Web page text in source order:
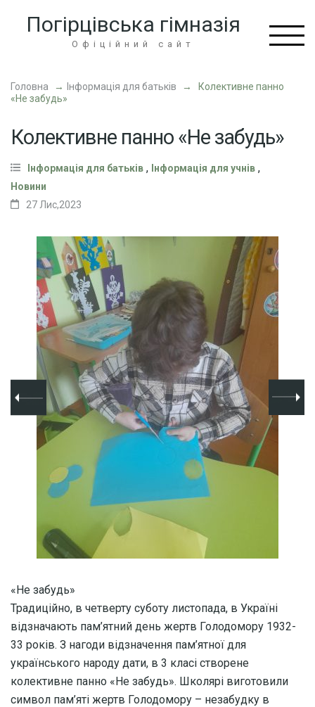
Enter)
Погірцівська гімназія
Офіційний сайт
Головна → Інформація для батьків →
Колективне панно
«Не забудь»
Колективне панно «Не забудь»
Інформація для батьків , Інформація для учнів ,
Новини
27 Лис,2023
«Не забудь»
Традиційно, в четверту суботу листопада, в Україні
відзначають пам’ятний день жертв Голодомору 1932-
33 років. З нагоди відзначення пам’ятної для
українського народу дати, в 3 класі створене
колективне панно «Не забудь». Школярі виготовили
символ пам’яті жертв Голодомору – незабудку в